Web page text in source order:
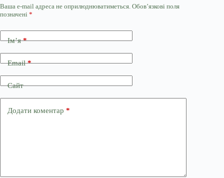
Ваша e-mail адреса не оприлюднюватиметься. Обов’язкові поля
позначені *
Ім’я*
Email*
Сайт
Додати коментар *